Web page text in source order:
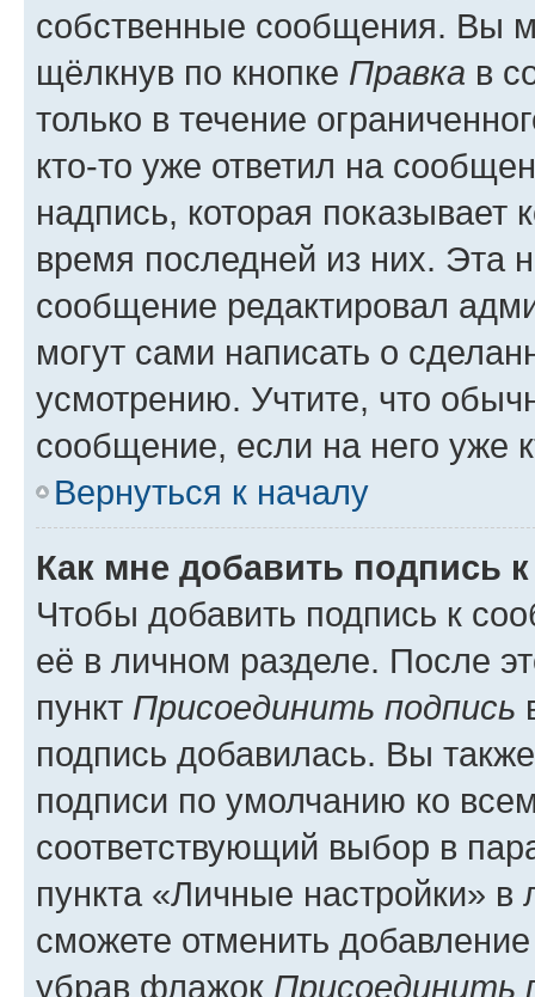
собственные сообщения. Вы
щёлкнув по кнопке Правка в
только в течение
кто-то уже ответил на
надпись, которая показывает
время последней из них. Эта
сообщение редактировал
могут сами написать о
усмотрению. Учтите, что
сообщение, если на него уже
Вернуться к началу
Как мне добавить подпись
Чтобы добавить подпись к
её в личном разделе. После
пункт Присоединить подпись
подпись добавилась. Вы
подписи по умолчанию ко
соответствующий выбор в
пункта «Личные настройки»
сможете отменить
убрав флажок Присоединить